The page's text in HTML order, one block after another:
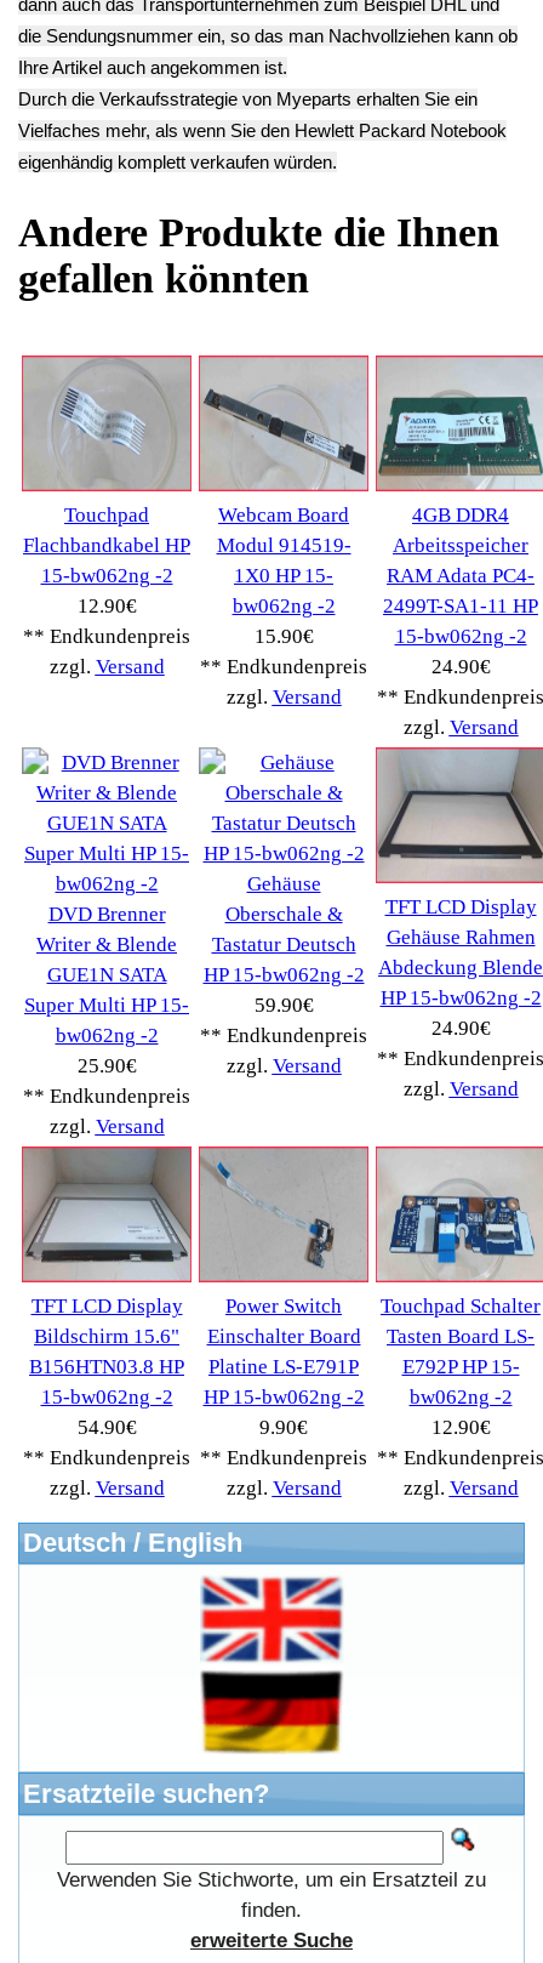
Ersatzteile suchen?
finden.
erweiterte Suche
Hersteller
Schnäppchen
(16)
Notebook(66091)
Kaffeevollautomat->
(54295)
Drucker Kopierer(1096)
Elektroartikel->
(5309)
PC Computer->
(2543)
Modellbau(593)
Monitore->(261)
Fahrrad(76)
Autoteile->(161)
Wir akzeptieren
Informationen
Liefer- & Versandkosten
Unsere AGBs
Kontakt
Impressum
Widerrufsrecht
RMA & Service
Anteile
Kunden Werben
Mediadaten
FAQ Hilfe
Affiliates
Login
Information
FAQ
Kostenloser Bannertausch von Myeparts.de
Copyright © 2026Myeparts Handel Shop
Ersatzteile Gebrauchte Geldverdienen
osCommerce